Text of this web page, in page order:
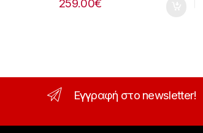
259.00€
Εγγραφή στο newsletter!